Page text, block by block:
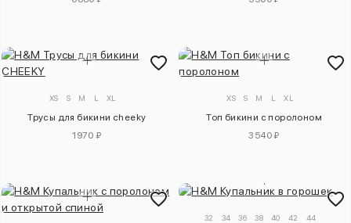
XS S M L XL
Трусы для бикини cheeky
1970 ₽
XS S M L XL
Топ бикини с поролоном
3540 ₽
32 34 36 38 40 42 44